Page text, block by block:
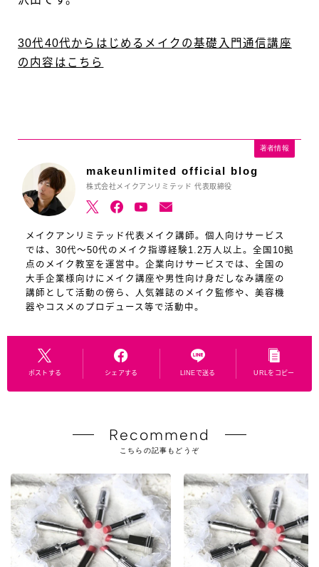
30代40代からはじめるメイクの基礎入門通信講座
の内容はこちら
著者情報
makeunlimited official blog
株式会社メイクアンリミテッド 代表取締役
メイクアンリミテッド代表メイク講師。個人向けサービス
では、30代～50代のメイク指導経験1.2万人以上。全国10拠
点のメイク教室を運営中。企業向けサービスでは、全国の
大手企業様向けにメイク講座や男性向け身だしなみ講座の
講師として活動の傍ら、人気雑誌のメイク監修や、美容機
器やコスメのプロデュース等で活動中。
ポストする シェアする LINEで送る URLをコピー
Recommend
こちらの記事もどうぞ